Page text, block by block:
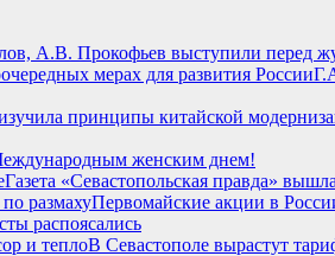
А.В. Прокофьев выступили перед
женским днем!
Газета «Севастопольская правда»
Первомайские акции в
распоясались
В Севастополе вырастут